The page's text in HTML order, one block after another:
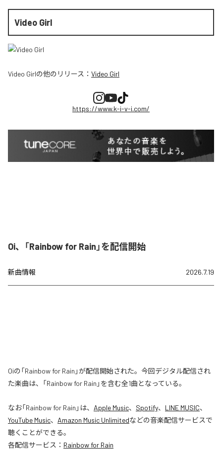
Video Girl
Video Girlの他のリリース： Video Girl
https://www.k-i-v-i.com/
Oi、「Rainbow for Rain」を配信開始
新曲情報 2026.7.19
Oiの「Rainbow for Rain」が配信開始された。今回デジタル配信され
た楽曲は、「Rainbow for Rain」を含む全1曲となっている。
なお「Rainbow for Rain 」は、 Apple Music、 Spotify、 LINE MUSIC、
YouTube Music、 Amazon Music Unlimitedなどの音楽配信サービスで
聴くことができる。
各配信サービス： Rainbow for Rain